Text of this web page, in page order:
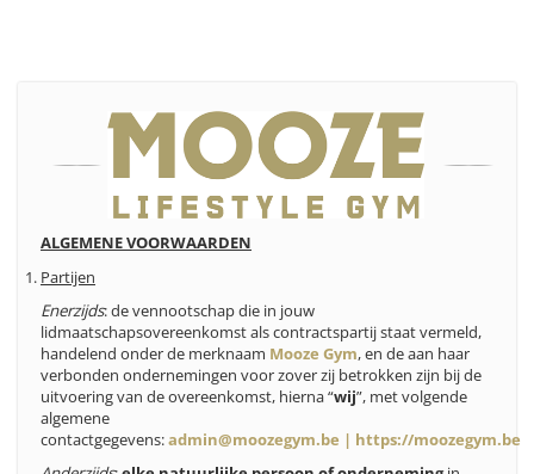
ALGEMENE VOORWAARDEN
Partijen
Enerzijds: de vennootschap die in jouw
lidmaatschapsovereenkomst als contractspartij staat vermeld,
handelend onder de merknaam Mooze Gym, en de aan haar
verbonden ondernemingen voor zover zij betrokken zijn bij de
uitvoering van de overeenkomst, hierna “wij”, met volgende
algemene
contactgegevens:admin@moozegym.be | https://moozegym.be